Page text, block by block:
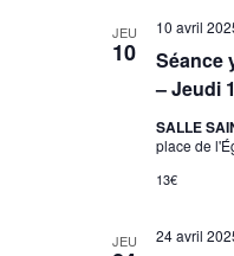
JEU
10
Séance
– Jeudi
10 avril
SALLE
place de
13€
JEU 24 avril